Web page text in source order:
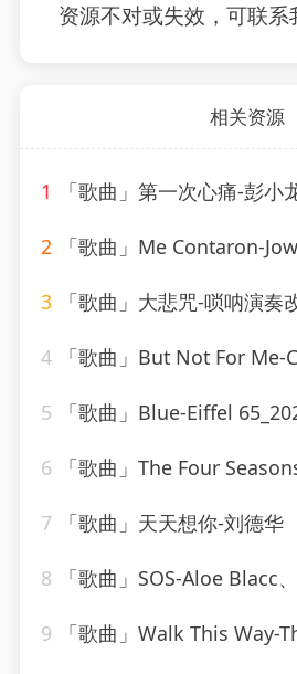
资源不对或失效，可联系
相关资源
1 「歌曲」第一次心痛-彭小
2 「歌曲」Me Contaron-Jowell &
3 「歌曲」大悲咒-唢呐演奏改
4 「歌曲」But Not For Me-
5 「歌曲」Blue-Eiffel
6 「歌曲」The Four Seasons - Winter-albrecht
7 「歌曲」天天想你-刘德华
8 「歌曲」SOS-Aloe Blacc
9 「歌曲」Walk This Way-